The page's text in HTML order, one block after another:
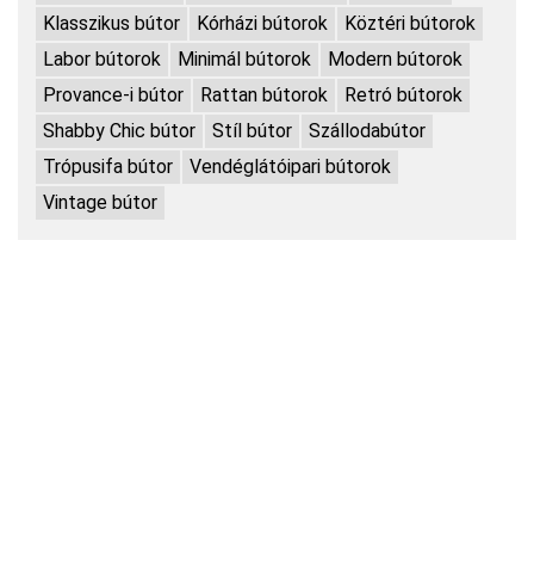
Klasszikus bútor
Kórházi bútorok
Köztéri bútorok
Labor bútorok
Minimál bútorok
Modern bútorok
Provance-i bútor
Rattan bútorok
Retró bútorok
Shabby Chic bútor
Stíl bútor
Szállodabútor
Trópusifa bútor
Vendéglátóipari bútorok
Vintage bútor